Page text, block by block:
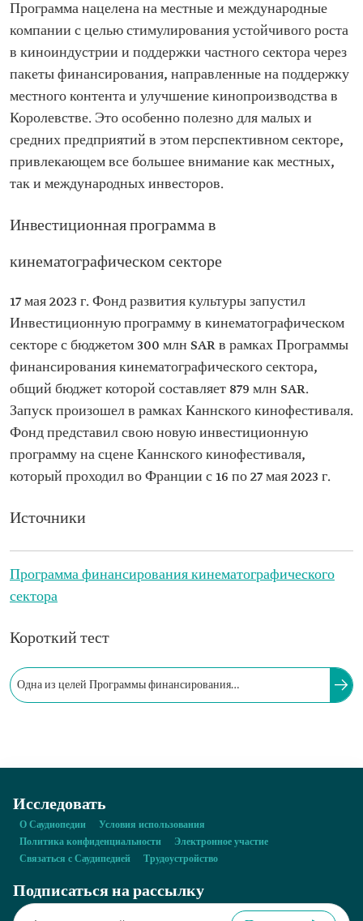
Программа нацелена на местные и международные
компании с целью стимулирования устойчивого роста
в киноиндустрии и поддержки частного сектора через
пакеты финансирования, направленные на поддержку
местного контента и улучшение кинопроизводства в
Королевстве. Это особенно полезно для малых и
средних предприятий в этом перспективном секторе,
привлекающем все большее внимание как местных,
так и международных инвесторов.
Инвестиционная программа в
кинематографическом секторе
17 мая 2023 г. Фонд развития культуры запустил
Инвестиционную программу в кинематографическом
секторе с бюджетом 300 млн SAR в рамках Программы
финансирования кинематографического сектора,
общий бюджет которой составляет 879 млн SAR.
Запуск произошел в рамках Каннского кинофестиваля.
Фонд представил свою новую инвестиционную
программу на сцене Каннского кинофестиваля,
который проходил во Франции с 16 по 27 мая 2023 г.
Источники
Программа финансирования кинематографического
сектора
Короткий тест
Одна из целей Программы финансирования
кинопроизводства.
Исследовать
О Саудиопедии
Условия использования
Политика конфиденциальности
Электронное участие
Связаться с Саудипедией
Трудоустройство
Подписаться на рассылку